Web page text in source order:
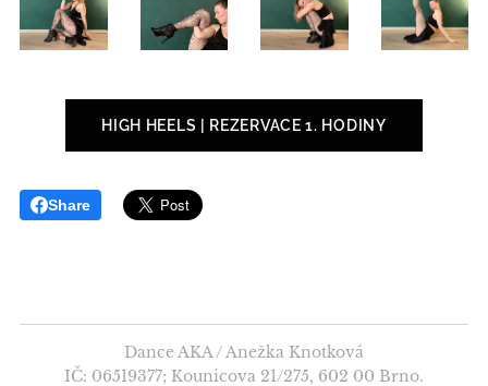
HIGH HEELS | REZERVACE 1. HODINY
Share
Dance AKA / Anežka Knotková
IČ: 06519377; Kounicova 21/275, 602 00 Brno.